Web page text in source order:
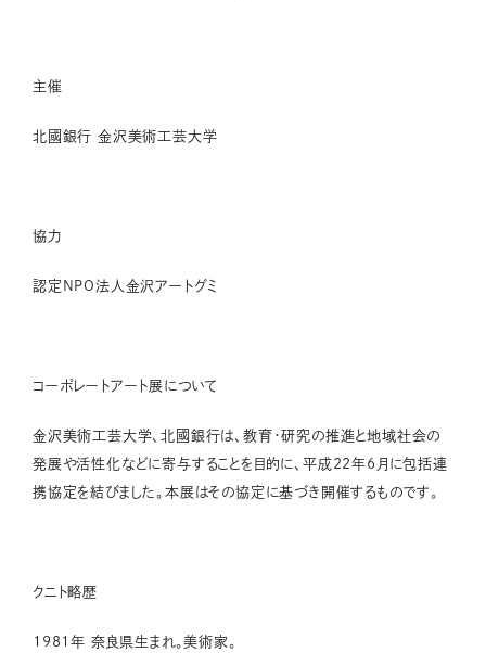
主催
北國銀行 金沢美術工芸大学
協力
認定NPO法人金沢アートグミ
コーポレートアート展について
金沢美術工芸大学、北國銀行は、教育・研究の推進と地域社会の
発展や活性化などに寄与することを目的に、平成22年6月に包括連
携協定を結びました。本展はその協定に基づき開催するものです。
クニト略歴
1981年 奈良県生まれ。美術家。